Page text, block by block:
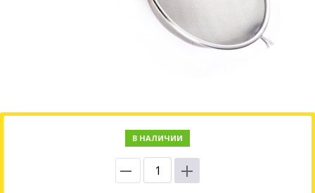
В НАЛИЧИИ